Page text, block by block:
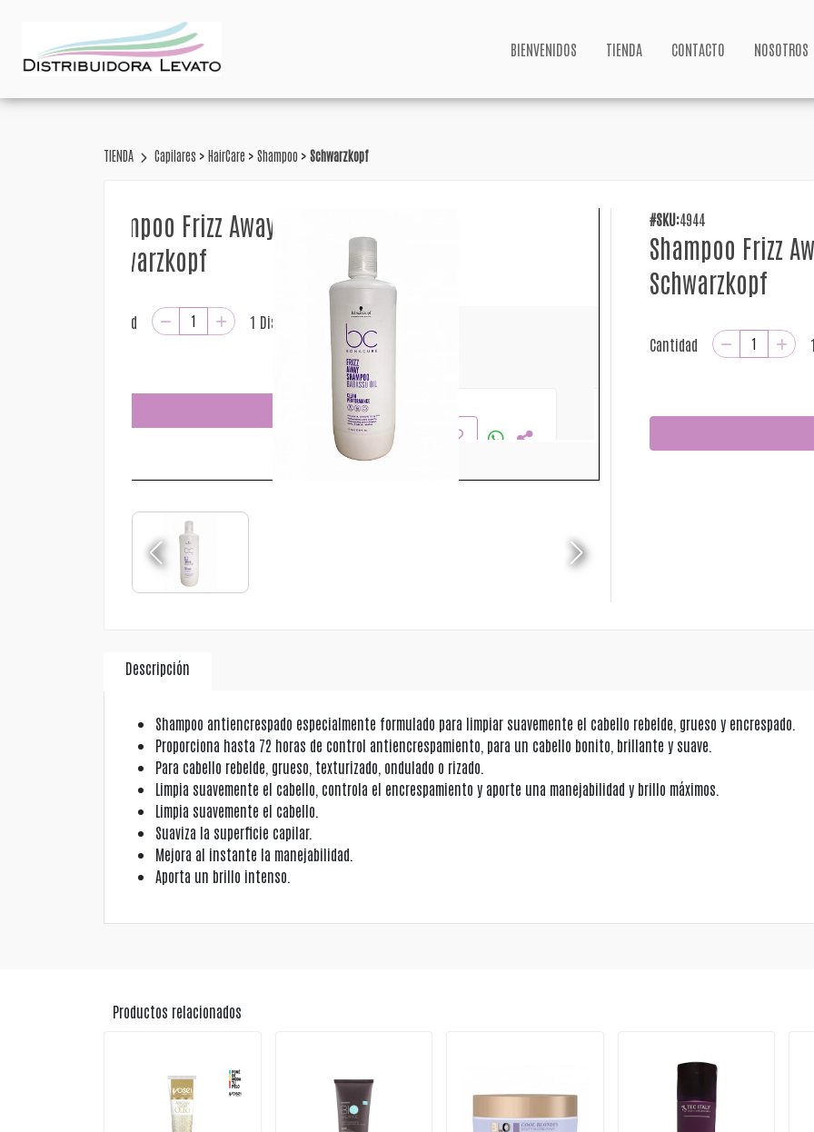
BIENVENIDOS TIENDA CONTACTO NOSOTROS
TIENDA Capilares > HairCare > Shampoo > Schwarzkopf
#SKU:4944
Shampoo Frizz
Schwarzkopf
Cantidad
Descripción
Shampoo antiencrespado especialmente formulado para limpiar suavemente el cabello rebelde, grueso y encrespado.
Proporciona hasta 72 horas de control antiencrespamiento, para un cabello bonito, brillante y suave.
Para cabello rebelde, grueso, texturizado, ondulado o rizado.
Limpia suavemente el cabello, controla el encrespamiento y aporte una manejabilidad y brillo máximos.
Limpia suavemente el cabello.
Suaviza la superficie capilar.
Mejora al instante la manejabilidad.
Aporta un brillo intenso.
Productos relacionados